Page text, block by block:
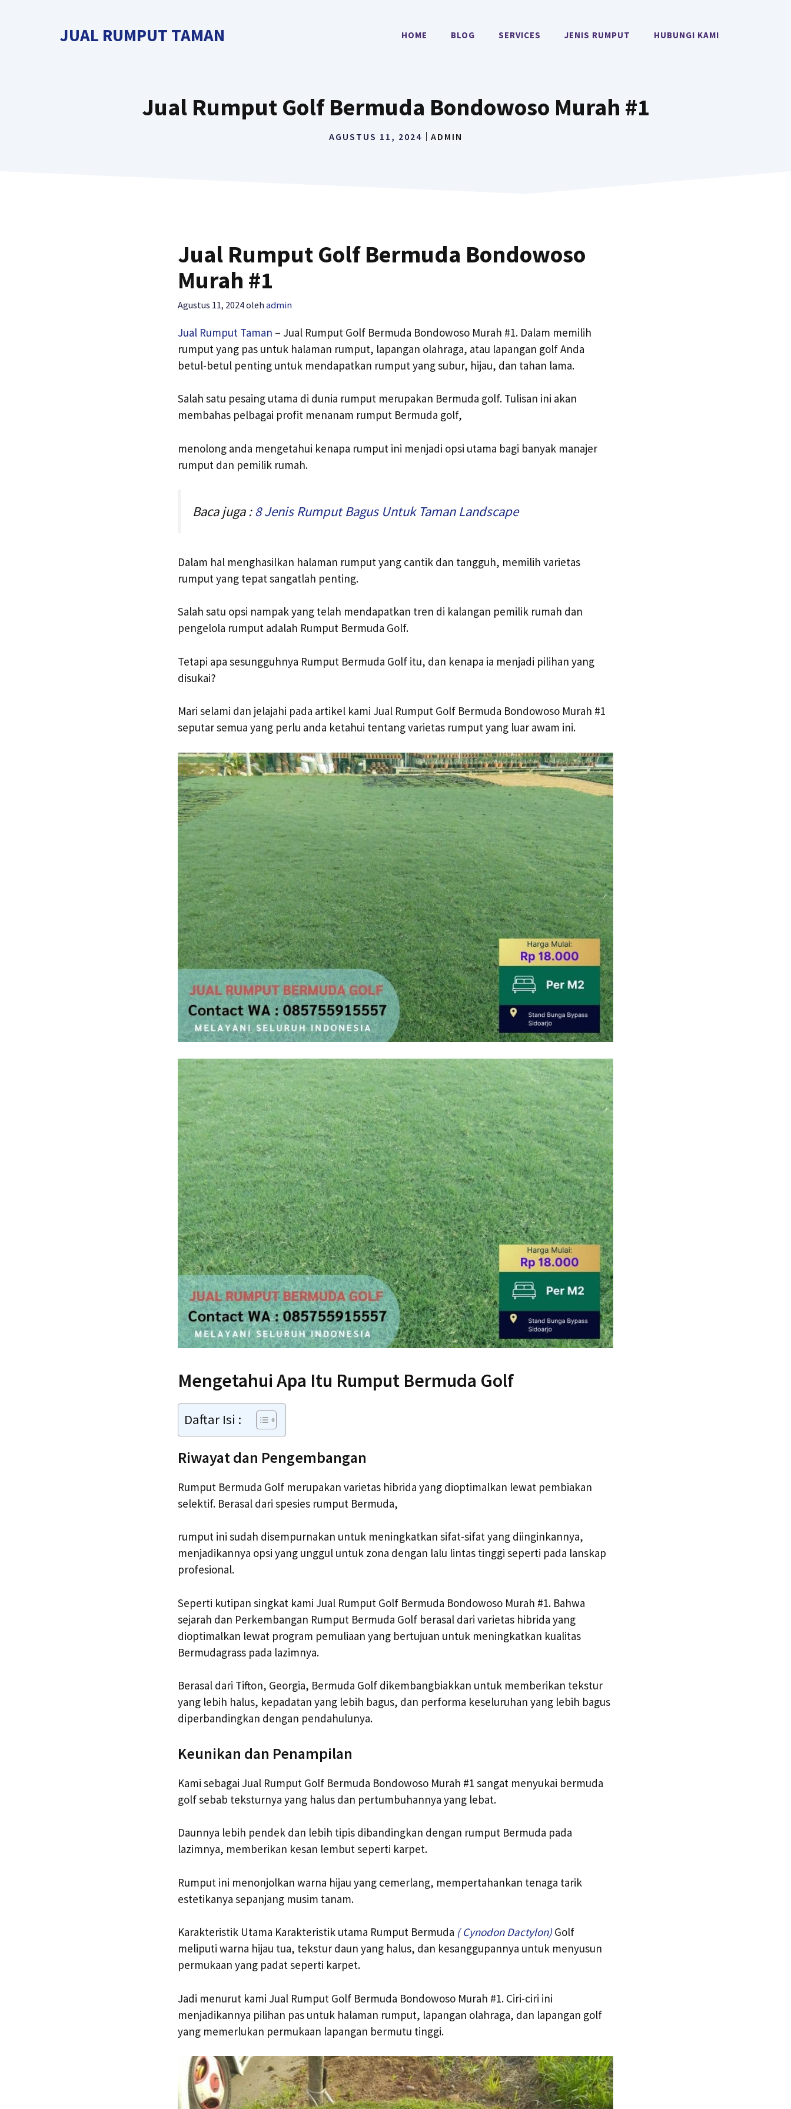
JUAL RUMPUT TAMAN HOME BLOG SERVICES JENIS RUMPUT HUBUNGI KAMI
Jual Rumput Golf Bermuda Bondowoso Murah #1
AGUSTUS 11, 2024 ADMIN
Jual Rumput Golf Bermuda Bondowoso
Murah #1
Agustus 11, 2024oleh admin
Jual Rumput Taman – Jual Rumput Golf Bermuda Bondowoso Murah #1. Dalam memilih
rumput yang pas untuk halaman rumput, lapangan olahraga, atau lapangan golf Anda
betul-betul penting untuk mendapatkan rumput yang subur, hijau, dan tahan lama.
Salah satu pesaing utama di dunia rumput merupakan Bermuda golf. Tulisan ini akan
membahas pelbagai profit menanam rumput Bermuda golf,
menolong anda mengetahui kenapa rumput ini menjadi opsi utama bagi banyak manajer
rumput dan pemilik rumah.
Baca juga :8 Jenis Rumput Bagus Untuk Taman Landscape
Dalam hal menghasilkan halaman rumput yang cantik dan tangguh, memilih varietas
rumput yang tepat sangatlah penting.
Salah satu opsi nampak yang telah mendapatkan tren di kalangan pemilik rumah dan
pengelola rumput adalah Rumput Bermuda Golf.
Tetapi apa sesungguhnya Rumput Bermuda Golf itu, dan kenapa ia menjadi pilihan yang
disukai?
Mari selami dan jelajahi pada artikel kami Jual Rumput Golf Bermuda Bondowoso Murah #1
seputar semua yang perlu anda ketahui tentang varietas rumput yang luar awam ini.
Mengetahui Apa Itu Rumput Bermuda Golf
Daftar Isi :
Riwayat dan Pengembangan
Rumput Bermuda Golf merupakan varietas hibrida yang dioptimalkan lewat pembiakan
selektif. Berasal dari spesies rumput Bermuda,
rumput ini sudah disempurnakan untuk meningkatkan sifat-sifat yang diinginkannya,
menjadikannya opsi yang unggul untuk zona dengan lalu lintas tinggi seperti pada lanskap
profesional.
Seperti kutipan singkat kami Jual Rumput Golf Bermuda Bondowoso Murah #1. Bahwa
sejarah dan Perkembangan Rumput Bermuda Golf berasal dari varietas hibrida yang
dioptimalkan lewat program pemuliaan yang bertujuan untuk meningkatkan kualitas
Bermudagrass pada lazimnya.
Berasal dari Tifton, Georgia, Bermuda Golf dikembangbiakkan untuk memberikan tekstur
yang lebih halus, kepadatan yang lebih bagus, dan performa keseluruhan yang lebih bagus
diperbandingkan dengan pendahulunya.
Keunikan dan Penampilan
Kami sebagai Jual Rumput Golf Bermuda Bondowoso Murah #1 sangat menyukai bermuda
golf sebab teksturnya yang halus dan pertumbuhannya yang lebat.
Daunnya lebih pendek dan lebih tipis dibandingkan dengan rumput Bermuda pada
lazimnya, memberikan kesan lembut seperti karpet.
Rumput ini menonjolkan warna hijau yang cemerlang, mempertahankan tenaga tarik
estetikanya sepanjang musim tanam.
Karakteristik Utama Karakteristik utama Rumput Bermuda ( Cynodon Dactylon) Golf
meliputi warna hijau tua, tekstur daun yang halus, dan kesanggupannya untuk menyusun
permukaan yang padat seperti karpet.
Jadi menurut kami Jual Rumput Golf Bermuda Bondowoso Murah #1. Ciri-ciri ini
menjadikannya pilihan pas untuk halaman rumput, lapangan olahraga, dan lapangan golf
yang memerlukan permukaan lapangan bermutu tinggi.